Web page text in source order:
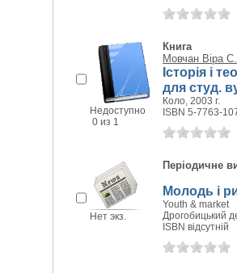
Недоступно
0 из 1
Книга
Мовчан Віра С.
Історія і
для студ.
Коло, 2003 г.
ISBN 5-7763-
Нет экз.
Періодичне
Молодь і
Youth & market
Дрогобицький
ISBN відсутній